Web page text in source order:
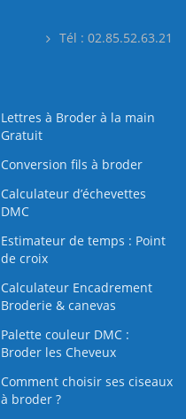
Tél : 02.85.52.63.21
Lettres à Broder à la main
Gratuit
Conversion fils à broder
Calculateur d’échevettes
DMC
Estimateur de temps : Point
de croix
Calculateur Encadrement
Broderie & canevas
Palette couleur DMC :
Broder les Cheveux
Comment choisir ses ciseaux
à broder ?